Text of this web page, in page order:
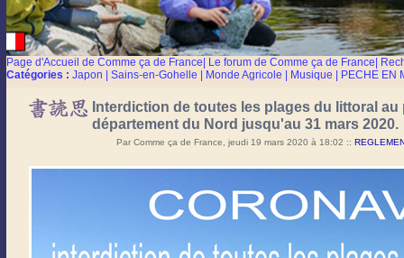
Page d'Accueil de Comme ça de France| Le forum de Comme ça de France|
Catégories : Japon |Sains-en-Gohelle | Monde Agricole | Musique | PECHE EN
Interdiction de toutes les plages du littoral au
département du Nord jusqu'au 31 mars 2020.
Par Comme ça de France, jeudi 19 mars 2020 à 18:02 ::